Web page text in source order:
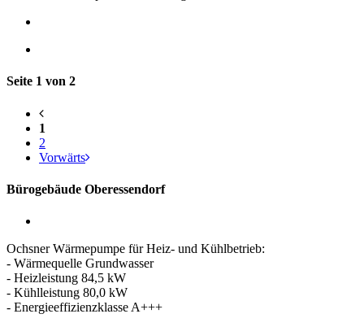
Seite 1 von 2
1
2
Vorwärts
Bürogebäude Oberessendorf
Ochsner Wärmepumpe für Heiz- und Kühlbetrieb:
- Wärmequelle Grundwasser
- Heizleistung 84,5 kW
- Kühlleistung 80,0 kW
- Energieeffizienzklasse A+++